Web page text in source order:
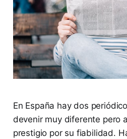
En España hay dos
devenir muy diferente pero
prestigio por su fiabilidad.